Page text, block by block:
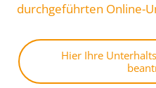
durchgeführten Online-
Hier Ihre